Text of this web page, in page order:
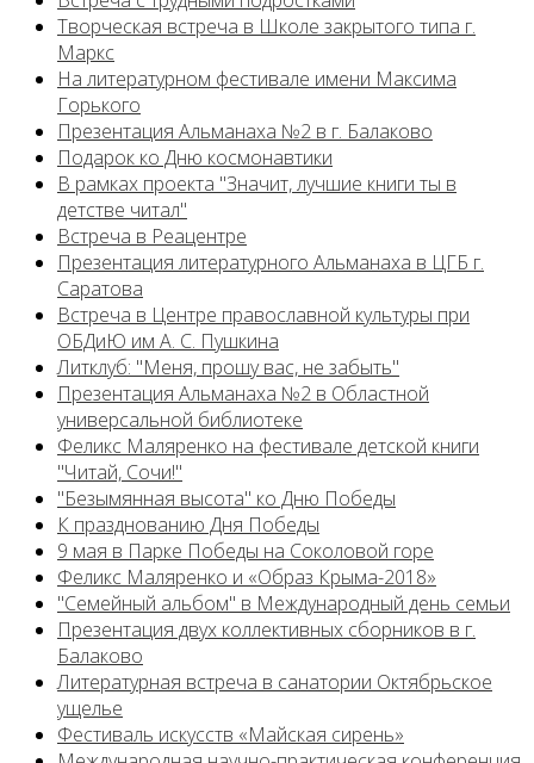
Творческая встреча в Школе закрытого типа г.
Маркс
На литературном фестивале имени Максима
Горького
Презентация Альманаха №2 в г. Балаково
Подарок ко Дню космонавтики
В рамках проекта "Значит, лучшие книги ты в
детстве читал"
Встреча в Реацентре
Презентация литературного Альманаха в ЦГБ г.
Саратова
Встреча в Центре православной культуры при
ОБДиЮ им А. С. Пушкина
Литклуб: "Меня, прошу вас, не забыть"
Презентация Альманаха №2 в Областной
универсальной библиотеке
Феликс Маляренко на фестивале детской книги
"Читай, Сочи!"
"Безымянная высота" ко Дню Победы
К празднованию Дня Победы
9 мая в Парке Победы на Соколовой горе
Феликс Маляренко и «Образ Крыма-2018»
"Семейный альбом" в Международный день семьи
Презентация двух коллективных сборников в г.
Балаково
Литературная встреча в санатории Октябрьское
ущелье
Фестиваль искусств «Майская сирень»